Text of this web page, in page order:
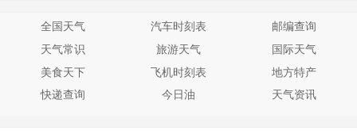
全国天气 汽车时刻表
邮编查询
天气常识
旅游天气
国际天气
美食天下
飞机时刻表
地方特产
快递查询
今日油 天气资讯